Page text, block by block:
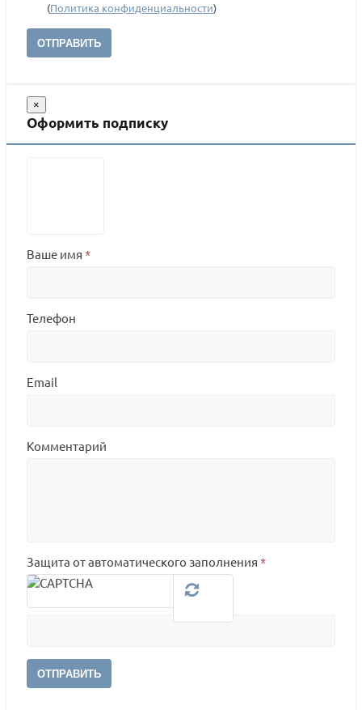
(Политика конфиденциальности)
ОТПРАВИТЬ
×
Оформить подписку
Ваше имя *
Телефон
Email
Комментарий
Защита от автоматического заполнения *
ОТПРАВИТЬ